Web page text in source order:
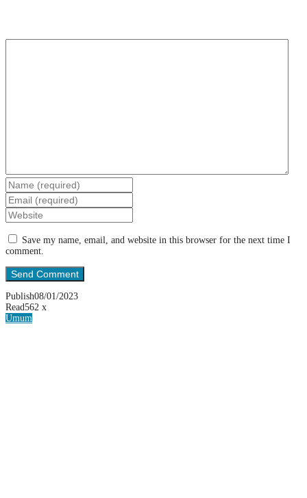
Save my name, email, and website in this browser for the next time I
comment.
Publish08/01/2023
Read562 x
Umum